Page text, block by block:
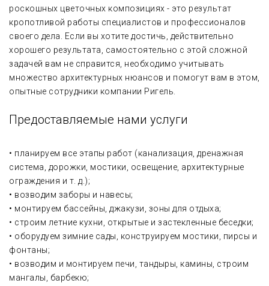
роскошных цветочных композициях - это результат
кропотливой работы специалистов и профессионалов
своего дела. Если вы хотите достичь, действительно
хорошего результата, самостоятельно с этой сложной
задачей вам не справится, необходимо учитывать
множество архитектурных нюансов и помогут вам в этом,
опытные сотрудники компании Ригель.
Предоставляемые нами услуги
• планируем все этапы работ (канализация, дренажная
система, дорожки, мостики, освещение, архитектурные
ограждения и т. д.);
• возводим заборы и навесы;
• монтируем бассейны, джакузи, зоны для отдыха;
• строим летние кухни, открытые и застекленные беседки;
• оборудуем зимние сады, конструируем мостики, пирсы и
фонтаны;
• возводим и монтируем печи, тандыры, камины, строим
мангалы, барбекю;